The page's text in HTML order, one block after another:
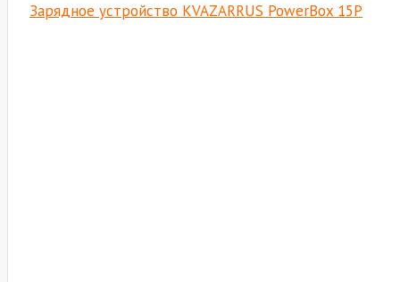
Зарядное устройство KVAZARRUS PowerBox 15P